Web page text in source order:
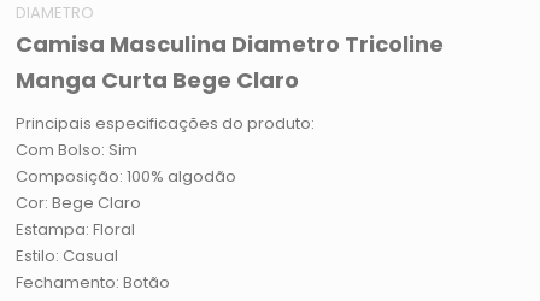
DIAMETRO
Camisa Masculina Diametro Tricoline
Manga Curta Bege Claro
Principais especificações do produto:
Com Bolso: Sim
Composição: 100% algodão
Cor: Bege Claro
Estampa: Floral
Estilo: Casual
Fechamento: Botão